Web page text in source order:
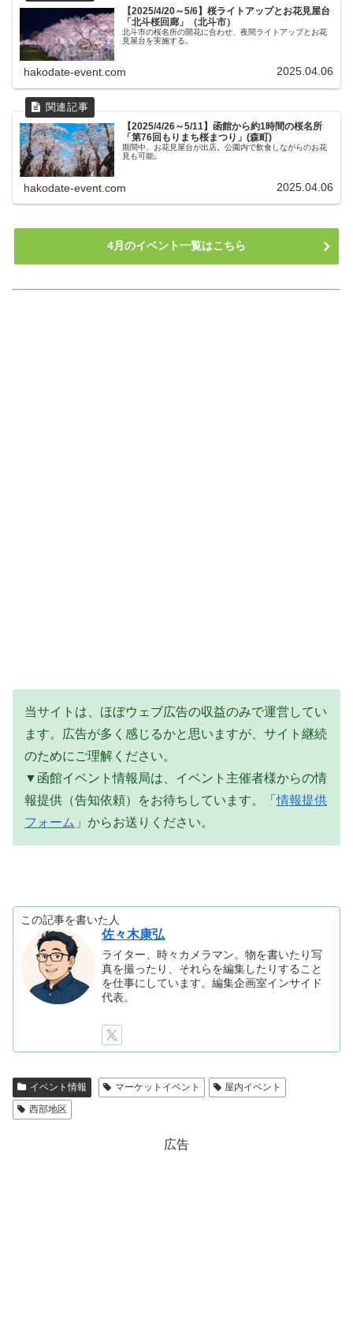
【2025/4/20～5/6】桜ライトアップとお花見屋台
「北斗桜回廊」（北斗市）
北斗市の桜名所の開花に合わせ、夜間ライトアップとお花
見屋台を実施する。
hakodate-event.com 2025.04.06
【2025/4/26～5/11】函館から約1時間の桜名所
「第76回もりまち桜まつり」(森町)
期間中、お花見屋台が出店。公園内で飲食しながらのお花
見も可能。
hakodate-event.com 2025.04.06
4月のイベント一覧はこちら
当サイトは、ほぼウェブ広告の収益のみで運営してい
ます。広告が多く感じるかと思いますが、サイト継続
のためにご理解ください。
▼函館イベント情報局は、イベント主催者様からの情
報提供（告知依頼）をお待ちしています。「情報提供
フォーム 」からお送りください。
この記事を書いた人
佐々木康弘
ライター、時々カメラマン。物を書いたり写
真を撮ったり、それらを編集したりすること
を仕事にしています。編集企画室インサイド
代表。
イベント情報 マーケットイベント
屋内イベント
西部地区
広告